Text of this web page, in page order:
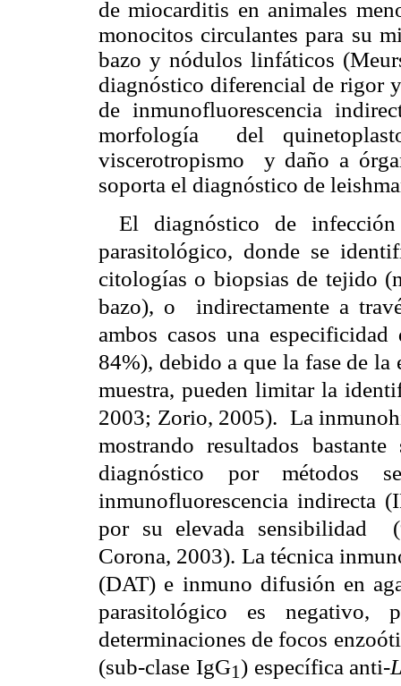
de miocarditis en animales
monocitos circulantes para su
bazo y nódulos linfáticos
diagnóstico diferencial de rigor
de inmunofluorescencia
morfología
del
viscerotropismo
y daño a
soporta el diagnóstico de
El diagnóstico de
parasitológico, donde se
citologías o biopsias de tejido
bazo), o
indirectamente a
ambos casos una
84%), debido a que la fase de la
muestra, pueden limitar la
2003; Zorio, 2005). La
mostrando resultados
diagnóstico por métodos
inmunofluorescencia indirecta
por su elevada sensibilidad
Corona, 2003). La técnica
(DAT) e inmuno difusión en
parasitológico es negativo,
determinaciones de focos
(sub-clase IgG1) específica anti-